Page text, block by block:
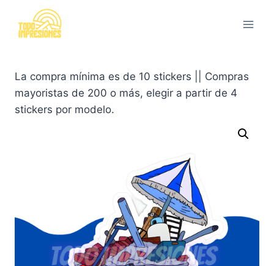
contenido
La compra mínima es de 10 stickers || Compras
mayoristas de 200 o más, elegir a partir de 4
stickers por modelo.